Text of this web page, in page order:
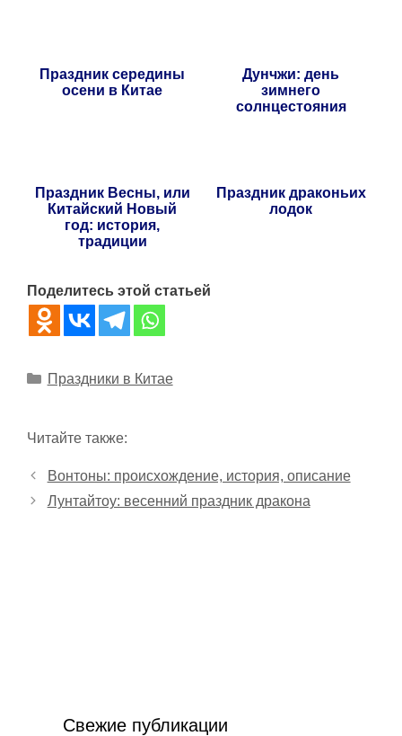
Праздник середины
осени в Китае
Дунчжи: день
зимнего
солнцестояния
Праздник Весны, или
Китайский Новый
год: история,
традиции
Праздник драконьих
лодок
Поделитесь этой статьей
Рубрики
Праздники в Китае
Читайте также:
Вонтоны: происхождение, история, описание
Лунтайтоу: весенний праздник дракона
Свежие публикации